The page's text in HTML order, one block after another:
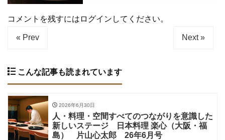
コメントを残すにはログインしてください。
« Prev Next »
こんな記事も読まれています
2026年6月30日
人・料理・空間すべてのつながりを意識した
新しいステージ 日本料理 楽心（大阪・福
島） 片山心太郎 26年6月号